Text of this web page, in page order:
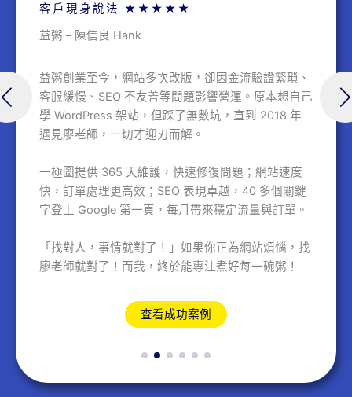
客戶現身說法 ★★★★★
益粥 – 陳信良 Hank
益粥創業至今，網站多次改版，卻因金流驗證繁瑣、
客服緩慢、SEO 不友善等問題影響營運。原本想自己
學 WordPress 架站，但踩了無數坑，直到 2018 年
遇見廖老師，一切才迎刃而解。
一極圖提供 365 天維護，快速修復問題；網站速度
快，訂單處理更高效；SEO 表現卓越，40 多個關鍵
字登上 Google 第一頁，每月帶來穩定流量與訂單。
「找對人，事情就對了！」如果你正為網站煩惱，找
廖老師就對了！而我，終於能專注煮好每一碗粥！
查看成功案例